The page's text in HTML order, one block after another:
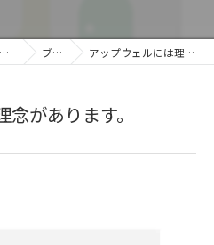
福岡県北九州市の不動産なら株式会社アップウェル ブログ アップウェルには理念があります。
があります。